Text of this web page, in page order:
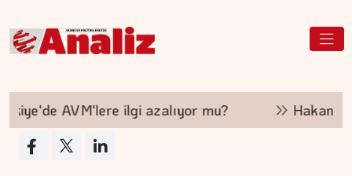
AVM'lere ilgi azalıyor mu? Hakan Aran